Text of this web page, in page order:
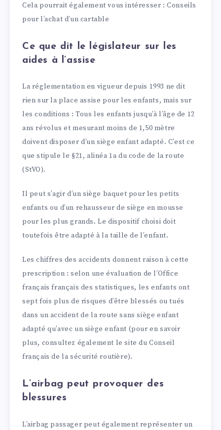
Cela pourrait également vous intéresser : Conseils
pour l’achat d’un cartable
Ce que dit le législateur sur les
aides à l’assise
La réglementation en vigueur depuis 1993 ne dit
rien sur la place assise pour les enfants, mais sur
les conditions : Tous les enfants jusqu’à l’âge de 12
ans révolus et mesurant moins de 1,50 mètre
doivent disposer d’un siège enfant adapté. C’est ce
que stipule le §21, alinéa 1a du code de la route
(StVO).
Il peut s’agir d’un siège baquet pour les petits
enfants ou d’un rehausseur de siège en mousse
pour les plus grands. Le dispositif choisi doit
toutefois être adapté à la taille de l’enfant.
Les chiffres des accidents donnent raison à cette
prescription : selon une évaluation de l’Office
français français des statistiques, les enfants ont
sept fois plus de risques d’être blessés ou tués
dans un accident de la route sans siège enfant
adapté qu’avec un siège enfant (pour en savoir
plus, consultez également le site du Conseil
français de la sécurité routière).
L’airbag peut provoquer des
blessures
L’airbag passager peut également représenter un